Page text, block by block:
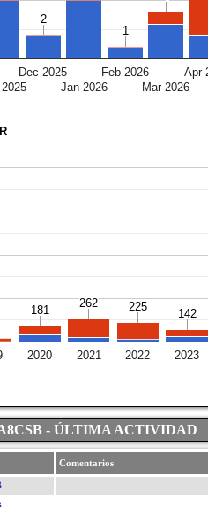
2025
Dec-2025
Jan-2026
Feb-2026
Mar-2026
Apr-
2
2
1
1
2020 2021 2022 2023
181
181
262
262 225
225
142
142
- ÚLTIMA ACTIVIDAD
Comentarios